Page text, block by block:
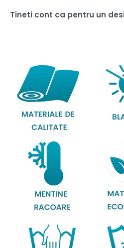
Tineti cont ca pentru un